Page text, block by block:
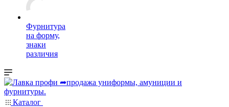
Фурнитура
на форму,
знаки
различия
Каталог